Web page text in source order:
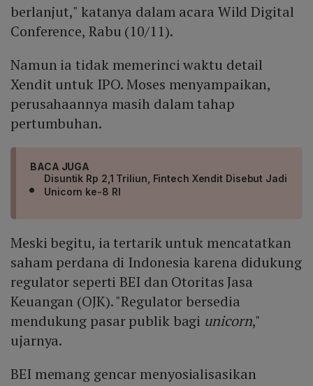
berlanjut," katanya dalam acara Wild Digital
Conference, Rabu (10/11).
Namun ia tidak memerinci waktu detail
Xendit untuk IPO. Moses menyampaikan,
perusahaannya masih dalam tahap
pertumbuhan.
BACA JUGA
Disuntik Rp 2,1 Triliun, Fintech Xendit Disebut Jadi
Unicorn ke-8 RI
Meski begitu, ia tertarik untuk mencatatkan
saham perdana di Indonesia karena didukung
regulator seperti BEI dan Otoritas Jasa
Keuangan (OJK). "Regulator bersedia
mendukung pasar publik bagi unicorn,"
ujarnya.
BEI memang gencar menyosialisasikan